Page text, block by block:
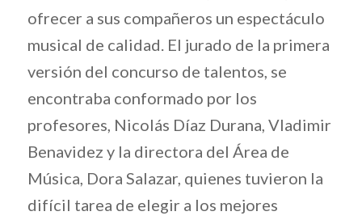
ofrecer a sus compañeros un espectáculo
musical de calidad. El jurado de la primera
versión del concurso de talentos, se
encontraba conformado por los
profesores, Nicolás Díaz Durana, Vladimir
Benavidez y la directora del Área de
Música, Dora Salazar, quienes tuvieron la
difícil tarea de elegir a los mejores